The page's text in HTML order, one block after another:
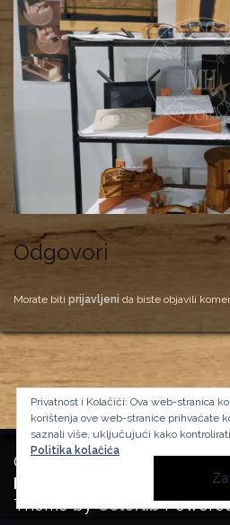
Odgovori
Morate biti prijavljeni da biste objavili
Copyright Manufactura
Background image by kbza
Theme byColorlib
Privatnost i Kolačići: Ova web-stranica
korištenja ove web-stranice prihvaćate
saznali više, uključujući kako
Politika kolačića